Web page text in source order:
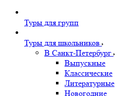
Туры для групп
Туры для школьников
В Санкт-Петербург
Выпускные
Классические
Литературные
Новогодние